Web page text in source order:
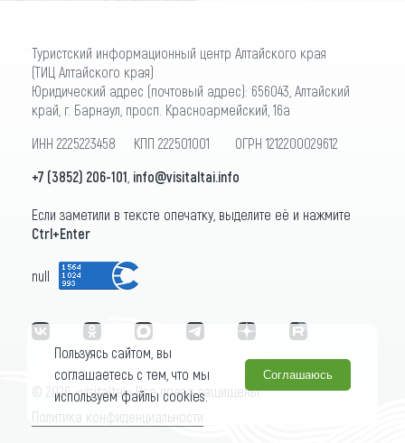
Туристский информационный центр Алтайского края
(ТИЦ Алтайского края)
Юридический адрес (почтовый адрес): 656043, Алтайский
край, г. Барнаул, просп. Красноармейский, 16а
ИНН 2225223458 КПП 222501001 ОГРН 1212200029612
+7 (3852) 206-101 info@visitaltai.info
Если заметили в тексте опечатку, выделите её и нажмите
Ctrl+Enter
null
© 2026 «visitaltai» Все права защищены.
Политика конфиденциальности
Пользуясь сайтом, вы
соглашаетесь с тем, что мы
используем файлы cookies.
Соглашаюсь